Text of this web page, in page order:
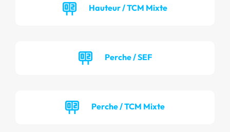
Hauteur / TCM Mixte
Perche / SEF
Perche / TCM Mixte